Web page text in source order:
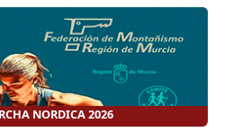
NORDICA 2026